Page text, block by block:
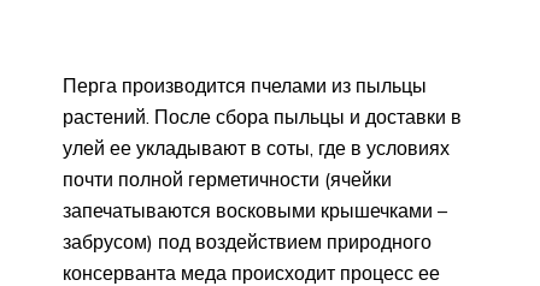
Перга производится пчелами из пыльцы
растений. После сбора пыльцы и доставки в
улей ее укладывают в соты, где в условиях
почти полной герметичности (ячейки
запечатываются восковыми крышечками –
забрусом) под воздействием природного
консерванта меда происходит процесс ее